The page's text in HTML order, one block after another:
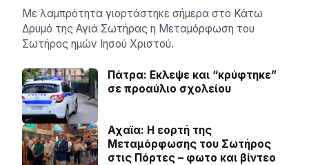
Με λαμπρότητα γιορτάστηκε σήμερα στο Κάτω
Δρυμό της Αγιά Σωτήρας η Μεταμόρφωση του
Σωτήρος ημών Ιησού Χριστού.
Πάτρα: Εκλεψε και “κρύφτηκε”
σε προαύλιο σχολείου
Αχαϊα: Η εορτή της
Μεταμόρφωσης του Σωτήρος
στις Πόρτες – φωτο και βίντεο